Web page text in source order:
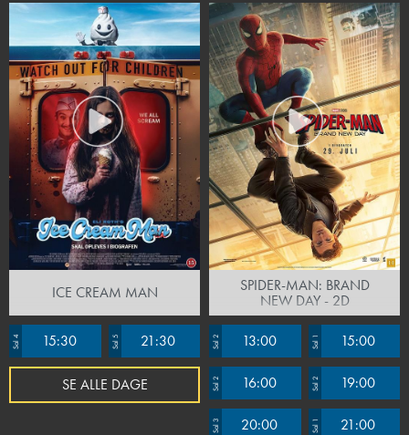
ICE CREAM MAN
Sal 4 15:30 Sal 5 21:30
SE ALLE DAGE
SPIDER-MAN: BRAND
NEW DAY - 2D
Sal 2 13:00 Sal 1 15:00
Sal 2 16:00 Sal 2 19:00
Sal 3 20:00 Sal 1 21:00